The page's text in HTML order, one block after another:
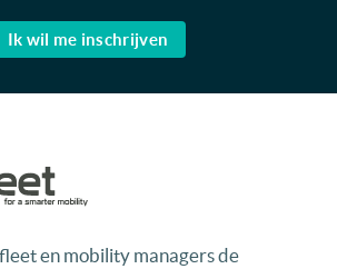
Ik wil me inschrijven
en mobility managers de